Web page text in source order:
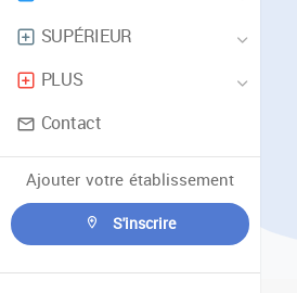
SUPÉRIEUR
PLUS
Contact
Ajouter votre établissement
S'inscrire